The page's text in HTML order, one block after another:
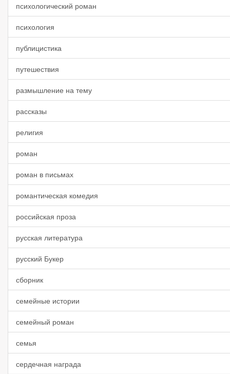
психологический роман
психология
публицистика
путешествия
размышление на тему
рассказы
религия
роман
роман в письмах
романтическая комедия
российская проза
русская литература
русский Букер
сборник
семейные истории
семейный роман
семья
сердечная награда